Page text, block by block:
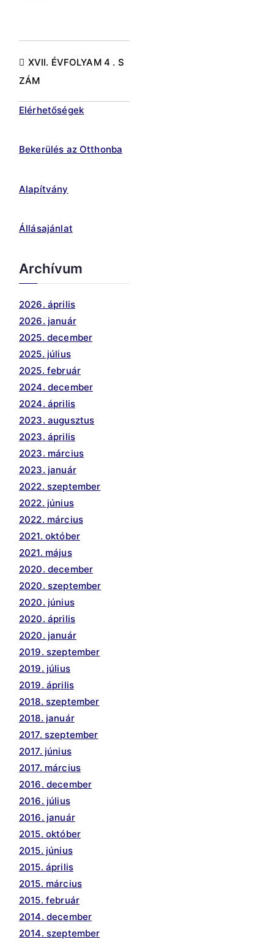
Bejegyzés
navigáció
XVII. ÉVFOLYAM 4 . S
ZÁM
Elérhetőségek
Bekerülés az Otthonba
Alapítvány
Állásajánlat
Archívum
2026. április
2026. január
2025. december
2025. július
2025. február
2024. december
2024. április
2023. augusztus
2023. április
2023. március
2023. január
2022. szeptember
2022. június
2022. március
2021. október
2021. május
2020. december
2020. szeptember
2020. június
2020. április
2020. január
2019. szeptember
2019. július
2019. április
2018. szeptember
2018. január
2017. szeptember
2017. június
2017. március
2016. december
2016. július
2016. január
2015. október
2015. június
2015. április
2015. március
2015. február
2014. december
2014. szeptember